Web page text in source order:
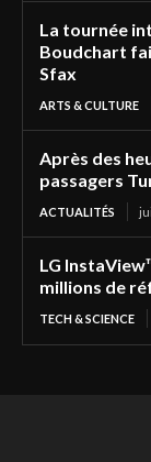
La tournée
Boudchart
Sfax
ARTS & CULTURE
Après des
passagers
ACTUALITÉS
LG
millions de
TECH & SCIENCE